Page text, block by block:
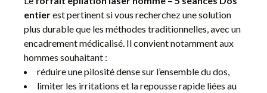
entierest pertinent si vous recherchez une solution
plus durable que les méthodes traditionnelles, avec un
encadrement médicalisé. Il convient notamment aux
hommes souhaitant :
réduire une pilosité dense sur l’ensemble du dos,
limiter les irritations et la repousse rapide liées au